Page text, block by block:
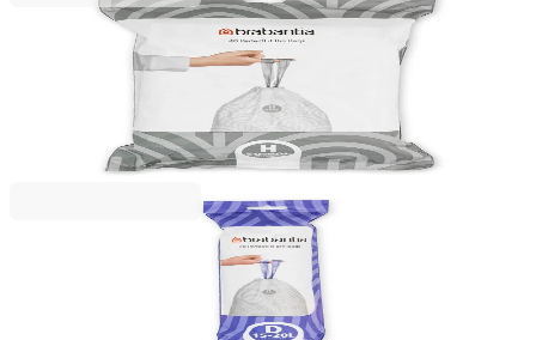
Saci de gunoi cu șnur Brabantia PerfectFit
Touch/Push/Big Bin Bag N, cod H, 50-60L, 30
bucăți, pachet
Saci de gunoi cu șnur Brabantia PerfectFit, cod D,
15-20L, 20 bucăți, albi